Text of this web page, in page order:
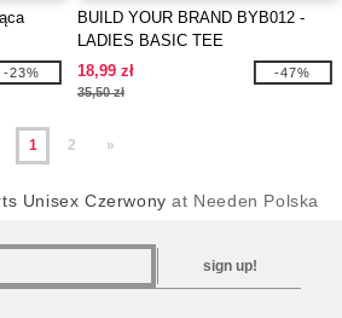
-23%
BUILD YOUR BRAND BYB012 -
LADIES BASIC TEE
18,99 zł
35,50 zł
-47%
1 2 »
Unisex Czerwony at Needen Polska
sign up!